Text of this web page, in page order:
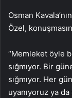
Osman
Özel,
“Memleket öyle
sığmıyor. Bir
sığmıyor. Her
uyanıyoruz ya